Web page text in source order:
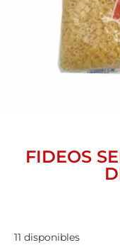
FIDEOS
11 disponibles